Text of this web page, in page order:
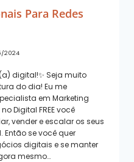
Para Redes
2024
digital!✨ Seja muito
do dia! Eu me
em Marketing
Digital FREE você
vender e escalar os seus
Então se você quer
digitais e se manter
mesmo…